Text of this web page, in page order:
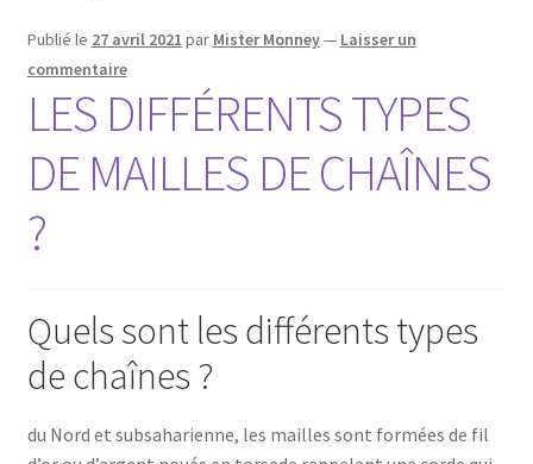
Publié le 27 avril 2021 par Mister Monney— Laisser un
commentaire
LES DIFFÉRENTS TYPES
DE MAILLES DE CHAÎNES
?
Quels sont les différents types
de chaînes ?
du Nord et subsaharienne, les mailles sont formées de fil